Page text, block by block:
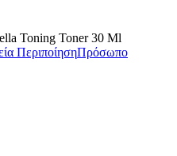
Toning Toner 30 Ml
ΠεριποίησηΠρόσωπο